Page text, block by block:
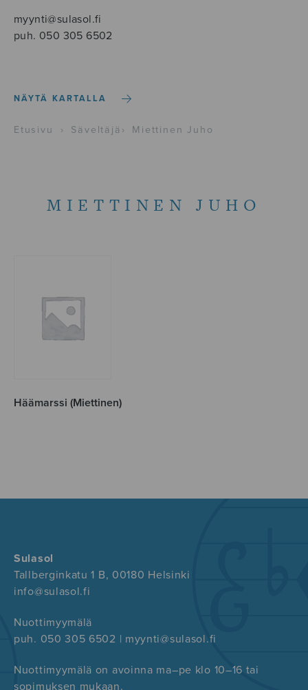
myynti@sulasol.fi
puh. 050 305 6502
NÄYTÄ KARTALLA
Etusivu › Säveltäjä › Miettinen Juho
MIETTINEN JUHO
Häämarssi (Miettinen)
Sulasol
Tallberginkatu 1 B, 00180 Helsinki
info@sulasol.fi
Nuottimyymälä
puh. 050 305 6502 | myynti@sulasol.fi
Nuottimyymälä on avoinna ma–pe klo 10–16 tai
sopimuksen mukaan.